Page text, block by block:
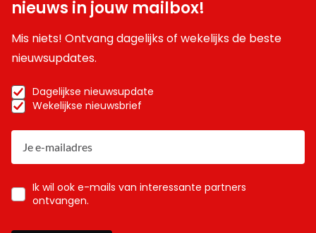
nieuws in jouw mailbox!
Mis niets! Ontvang dagelijks of wekelijks de beste
nieuwsupdates.
Dagelijkse nieuwsupdate
Wekelijkse nieuwsbrief
Ik wil ook e-mails van interessante partners
ontvangen.